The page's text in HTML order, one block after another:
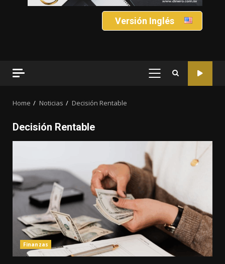
Versión Inglés
PRIMARY
Home Noticias Decisión Rentable
Decisión Rentable
Finanzas